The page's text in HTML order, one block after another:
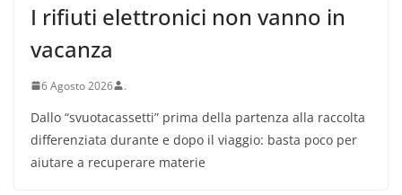
I rifiuti elettronici non vanno in
vacanza
6 Agosto 2026 .
Dallo “svuotacassetti” prima della partenza alla raccolta
differenziata durante e dopo il viaggio: basta poco per
aiutare a recuperare materie